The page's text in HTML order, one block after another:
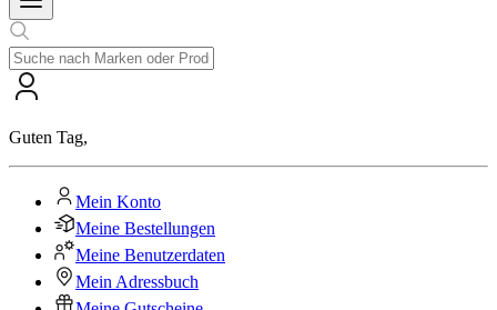
Guten Tag,
Mein Konto
Meine Bestellungen
Meine Benutzerdaten
Mein Adressbuch